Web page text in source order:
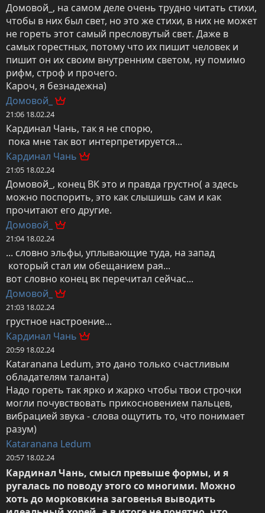
Домовой_, на самом деле очень трудно читать стихи,
чтобы в них был свет, но это же стихи, в них не может
не гореть этот самый пресловутый свет. Даже в
самых горестных, потому что их пишит человек и
пишит он их своим внутренним светом, ну помимо
рифм, строф и прочего.
Кароч, я безнадежна)
Домовой_
21:06 18.02.24
Кардинал Чань, так я не спорю,
пока мне так вот интерпретируется...
Кардинал Чань
21:05 18.02.24
Домовой_, конец ВК это и правда грустно( а здесь
можно поспорить, это как слышишь сам и как
прочитают его другие.
Домовой_
21:04 18.02.24
... словно эльфы, уплывающие туда, на запад
вот словно конец вк перечитал сейчас...
Домовой_
21:03 18.02.24
грустное настроение...
Кардинал Чань
20:59 18.02.24
Kataranana Ledum, это дано только счастливым
обладателям таланта)
Надо гореть так ярко и жарко чтобы твои строчки
могли почувствовать прикосновением пальцев,
вибрацией звука - слова ощутить то, что понимает
разум)
Kataranana Ledum
20:57 18.02.24
Кардинал Чань, смысл превыше формы, и я
ругалась по поводу этого со многими. Можно
хоть до морковкина заговенья выводить